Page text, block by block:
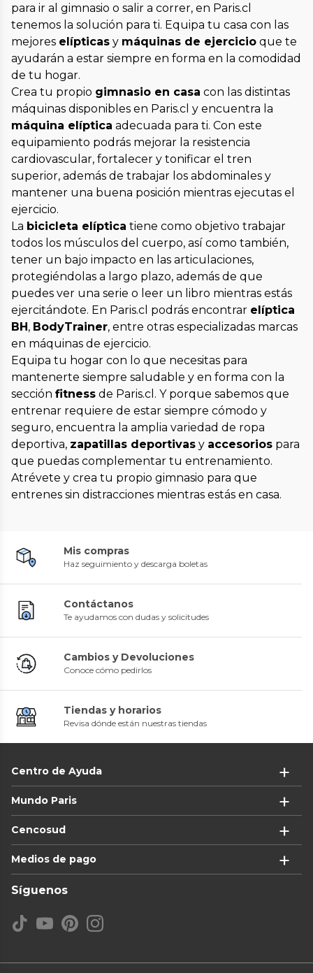
para ir al gimnasio o salir a correr, en Paris.cl
tenemos la solución para ti. Equipa tu casa con las
mejores elípticas y máquinas de ejercicio que te
ayudarán a estar siempre en forma en la comodidad
de tu hogar.
Crea tu propio gimnasio en casa con las distintas
máquinas disponibles en Paris.cl y encuentra la
máquina elíptica adecuada para ti. Con este
equipamiento podrás mejorar la resistencia
cardiovascular, fortalecer y tonificar el tren
superior, además de trabajar los abdominales y
mantener una buena posición mientras ejecutas el
ejercicio.
La bicicleta elíptica tiene como objetivo trabajar
todos los músculos del cuerpo, así como también,
tener un bajo impacto en las articulaciones,
protegiéndolas a largo plazo, además de que
puedes ver una serie o leer un libro mientras estás
ejercitándote. En Paris.cl podrás encontrar elíptica
BH, BodyTrainer, entre otras especializadas marcas
en máquinas de ejercicio.
Equipa tu hogar con lo que necesitas para
mantenerte siempre saludable y en forma con la
sección fitness de Paris.cl. Y porque sabemos que
entrenar requiere de estar siempre cómodo y
seguro, encuentra la amplia variedad de ropa
deportiva, zapatillas deportivas y accesorios para
que puedas complementar tu entrenamiento.
Atrévete y crea tu propio gimnasio para que
entrenes sin distracciones mientras estás en casa.
Mis compras
Haz seguimiento y descarga boletas
Contáctanos
Te ayudamos con dudas y solicitudes
Cambios y Devoluciones
Conoce cómo pedirlos
Tiendas y horarios
Revisa dónde están nuestras tiendas
Centro de Ayuda
Mundo Paris
Cencosud
Medios de pago
Síguenos